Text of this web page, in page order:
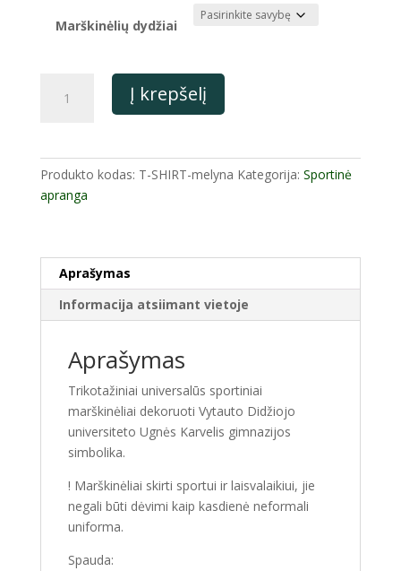
Marškinėlių dydžiai
kiekis:
mėlyni
su
Į krepšelį
Produkto kodas: T-SHIRT-melyna Kategorija: Sportinė
apranga
Aprašymas
Informacija atsiimant vietoje
Aprašymas
Trikotažiniai universalūs sportiniai
marškinėliai dekoruoti Vytauto Didžiojo
universiteto Ugnės Karvelis gimnazijos
simbolika.
! Marškinėliai skirti sportui ir laisvalaikiui, jie
negali būti dėvimi kaip kasdienė neformali
uniforma.
Spauda: